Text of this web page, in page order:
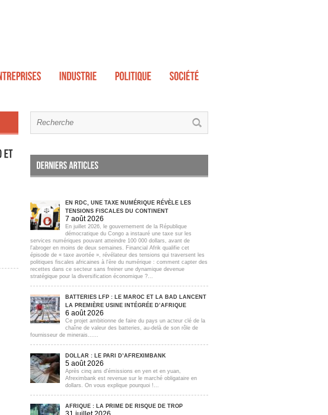
EN RDC, UNE TAXE NUMÉRIQUE RÉVÈLE LES
TENSIONS FISCALES DU CONTINENT
7 août 2026
En juillet 2026, le gouvernement de la République
démocratique du Congo a instauré une taxe sur les
services numériques pouvant atteindre 100 000 dollars, avant de
l'abroger en moins de deux semaines. Financial Afrik qualifie cet
épisode de « taxe avortée », révélateur des tensions qui traversent les
politiques fiscales africaines à l'ère du numérique : comment capter des
recettes dans ce secteur sans freiner une dynamique devenue
stratégique pour la diversification économique ?...
BATTERIES LFP : LE MAROC ET LA BAD LANCENT
LA PREMIÈRE USINE INTÉGRÉE D’AFRIQUE
6 août 2026
Ce projet ambitionne de faire du pays un acteur clé de la
chaîne de valeur des batteries, au-delà de son rôle de
fournisseur de minerais......
DOLLAR : LE PARI D’AFREXIMBANK
5 août 2026
Après cinq ans d'émissions en yen et en yuan,
Afreximbank est revenue sur le marché obligataire en
dollars. On vous explique pourquoi !...
AFRIQUE : LA PRIME DE RISQUE DE TROP